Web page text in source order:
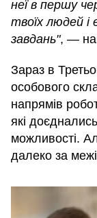
неї в першу
твоїх людей і
завдань", —
Зараз в
особового
напрямів
які
можливості.
далеко за